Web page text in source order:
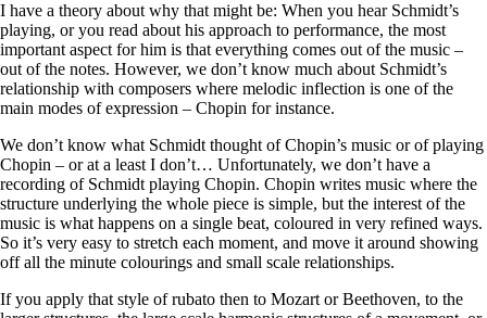
I have a theory about why that might be: When you hear Schmidt’s
playing, or you read about his approach to performance, the most
important aspect for him is that everything comes out of the music –
out of the notes. However, we don’t know much about Schmidt’s
relationship with composers where melodic inflection is one of the
main modes of expression – Chopin for instance.
We don’t know what Schmidt thought of Chopin’s music or of playing
Chopin – or at a least I don’t… Unfortunately, we don’t have a
recording of Schmidt playing Chopin. Chopin writes music where the
structure underlying the whole piece is simple, but the interest of the
music is what happens on a single beat, coloured in very refined ways.
So it’s very easy to stretch each moment, and move it around showing
off all the minute colourings and small scale relationships.
If you apply that style of rubato then to Mozart or Beethoven, to the